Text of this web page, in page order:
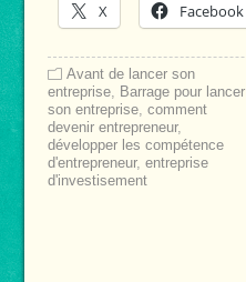
X Facebook
Avant de lancer son
entreprise, Barrage pour lancer
son entreprise, comment
devenir entrepreneur,
développer les compétence
d'entrepreneur, entreprise
d'investisement